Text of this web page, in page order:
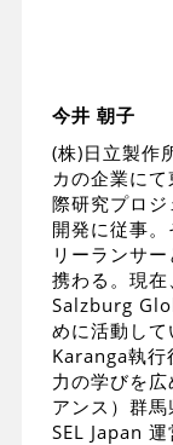
今井 朝子
(株)日立製作
カの企業に
際研究プロ
開発に従事
リーランサ
携わる。現在
Salzburg
めに活動して
Karanga執行
力の学びを
アンス）群馬
SEL Japan 運